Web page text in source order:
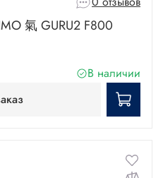
氣 GURU2 F800
В наличии